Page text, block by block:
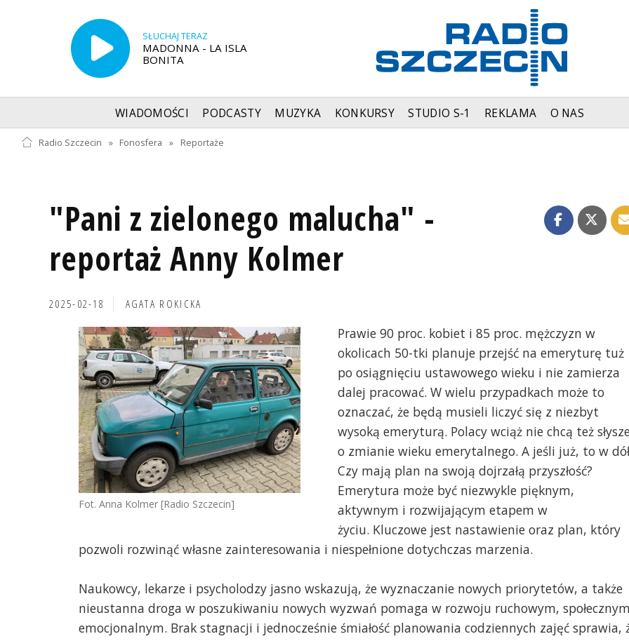
SŁUCHAJ TERAZ
MADONNA - LA ISLA
BONITA
WIADOMOŚCI PODCASTY MUZYKA KONKURSY STUDIO S-1 REKLAMA O NAS
Radio Szczecin » Fonosfera » Reportaże
"Pani z zielonego malucha" -
reportaż Anny Kolmer
2025-02-18 AGATA ROKICKA
Fot. Anna Kolmer [Radio Szczecin]
Prawie 90 proc. kobiet i 85 proc. mężczyzn w
okolicach 50-tki planuje przejść na emeryturę tuż
po osiągnięciu ustawowego wieku i nie zamierza
dalej pracować. W wielu przypadkach może to
oznaczać, że będą musieli liczyć się z niezbyt
wysoką emeryturą. Polacy wciąż nie chcą też
o zmianie wieku emerytalnego. A jeśli już, to w
Czy mają plan na swoją dojrzałą przyszłość?
Emerytura może być niezwykle pięknym,
aktywnym i rozwijającym etapem w
życiu. Kluczowe jest nastawienie oraz plan, który
pozwoli rozwinąć własne zainteresowania i niespełnione dotychczas marzenia.
Naukowcy, lekarze i psycholodzy jasno wskazują, że wyznaczanie nowych priorytetów, a także
nieustanna droga w poszukiwaniu nowych wyzwań pomaga w rozwoju ruchowym,
emocjonalnym. Brak stagnacji i jednocześnie śmiałość planowania codziennych zajęć sprawia,